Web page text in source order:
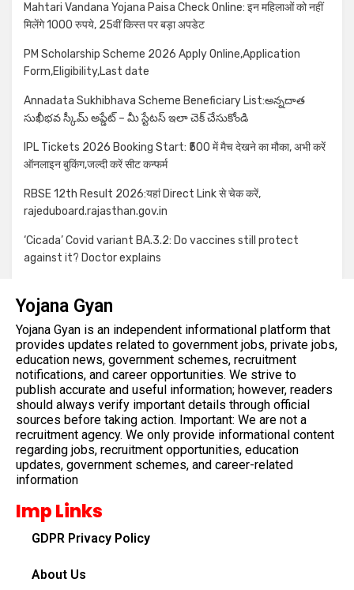
Mahtari Vandana Yojana Paisa Check Online: इन महिलाओं को नहीं
मिलेंगे 1000 रुपये, 25वीं किस्त पर बड़ा अपडेट
PM Scholarship Scheme 2026 Apply Online,Application
Form,Eligibility,Last date
Annadata Sukhibhava Scheme Beneficiary List:అన్నదాత
సుఖీభవ స్కీమ్ అప్డేట్ – మీ స్టేటస్ ఇలా చెక్ చేసుకోండి
IPL Tickets 2026 Booking Start: ₹500 में मैच देखने का मौका, अभी करें
ऑनलाइन बुकिंग,जल्दी करें सीट कन्फर्म
RBSE 12th Result 2026:यहां Direct Link से चेक करें,
rajeduboard.rajasthan.gov.in
‘Cicada’ Covid variant BA.3.2: Do vaccines still protect
against it? Doctor explains
Yojana Gyan
Yojana Gyan is an independent informational platform that
provides updates related to government jobs, private jobs,
education news, government schemes, recruitment
notifications, and career opportunities. We strive to
publish accurate and useful information; however, readers
should always verify important details through official
sources before taking action. Important: We are not a
recruitment agency. We only provide informational content
regarding jobs, recruitment opportunities, education
updates, government schemes, and career-related
information
Imp Links
GDPR Privacy Policy
About Us